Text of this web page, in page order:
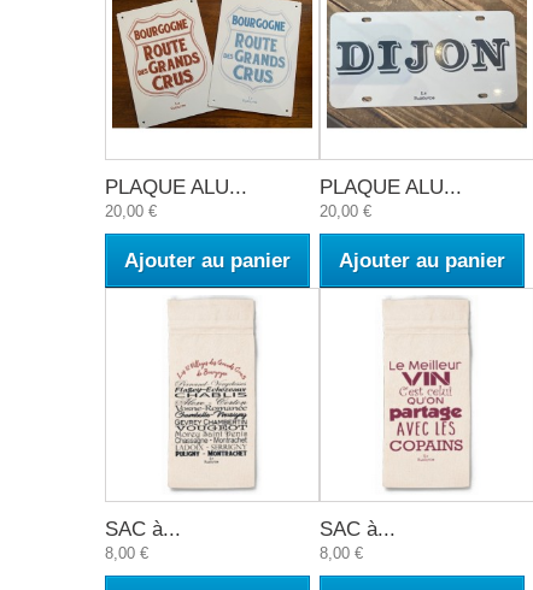
PLAQUE ALU...
20,00 €
Ajouter au panier
PLAQUE ALU...
20,00 €
Ajouter au panier
SAC à...
8,00 €
SAC à...
8,00 €